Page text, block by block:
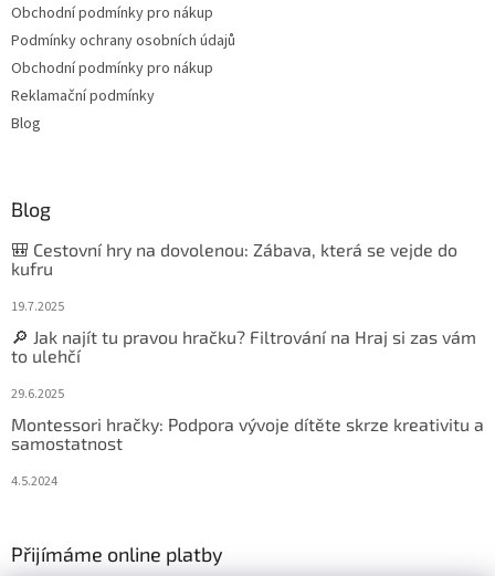
Obchodní podmínky pro nákup
Podmínky ochrany osobních údajů
Obchodní podmínky pro nákup
Reklamační podmínky
Blog
Blog
🎒 Cestovní hry na dovolenou: Zábava, která se vejde do
kufru
19.7.2025
🔎 Jak najít tu pravou hračku? Filtrování na Hraj si zas vám
to ulehčí
29.6.2025
Montessori hračky: Podpora vývoje dítěte skrze kreativitu a
samostatnost
4.5.2024
Přijímáme online platby